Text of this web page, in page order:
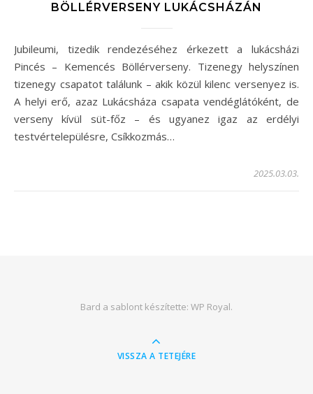
BÖLLÉRVERSENY LUKÁCSHÁZÁN
Jubileumi, tizedik rendezéséhez érkezett a lukácsházi
Pincés – Kemencés Böllérverseny. Tizenegy helyszínen
tizenegy csapatot találunk – akik közül kilenc versenyez is.
A helyi erő, azaz Lukácsháza csapata vendéglátóként, de
verseny kívül süt-főz – és ugyanez igaz az erdélyi
testvértelepülésre, Csíkkozmás…
2025.03.03.
Bard a sablont készítette: WP Royal.
VISSZA A TETEJÉRE